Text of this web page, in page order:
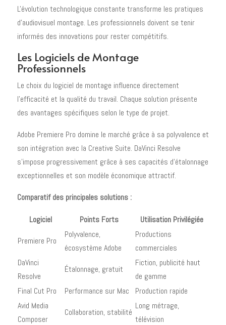
L'évolution technologique constante transforme les pratiques
d'audiovisuel montage. Les professionnels doivent se tenir
informés des innovations pour rester compétitifs.
Les Logiciels de Montage
Professionnels
Le choix du logiciel de montage influence directement
l'efficacité et la qualité du travail. Chaque solution présente
des avantages spécifiques selon le type de projet.
Adobe Premiere Pro domine le marché grâce à sa polyvalence et
son intégration avec la Creative Suite. DaVinci Resolve
s'impose progressivement grâce à ses capacités d'étalonnage
exceptionnelles et son modèle économique attractif.
Comparatif des principales solutions :
Logiciel Points Forts
Utilisation Privilégiée
Premiere Pro
Polyvalence,
écosystème Adobe
Productions
commerciales
DaVinci
Resolve
Étalonnage, gratuit
Fiction, publicité haut
de gamme
Final Cut Pro
Performance sur Mac
Production rapide
Avid Media
Composer
Collaboration, stabilité
Long métrage,
télévision